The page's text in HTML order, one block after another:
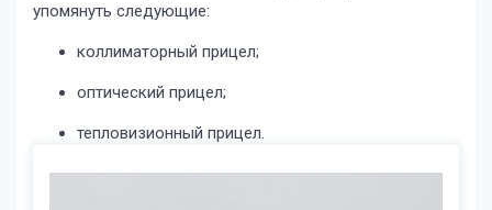
упомянуть следующие:
коллиматорный прицел;
оптический прицел;
тепловизионный прицел.